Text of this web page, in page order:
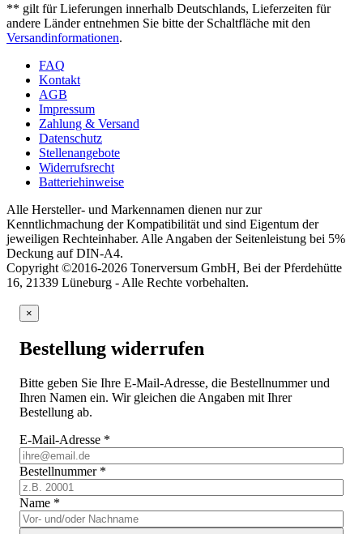
** gilt für Lieferungen innerhalb Deutschlands, Lieferzeiten für
andere Länder entnehmen Sie bitte der Schaltfläche mit den
Versandinformationen.
FAQ
Kontakt
AGB
Impressum
Zahlung & Versand
Datenschutz
Stellenangebote
Widerrufsrecht
Batteriehinweise
Alle Hersteller- und Markennamen dienen nur zur
Kenntlichmachung der Kompatibilität und sind Eigentum der
jeweiligen Rechteinhaber. Alle Angaben der Seitenleistung bei 5%
Deckung auf DIN-A4.
Copyright ©2016-2026 Tonerversum GmbH, Bei der Pferdehütte
16, 21339 Lüneburg - Alle Rechte vorbehalten.
×
Bestellung widerrufen
Bitte geben Sie Ihre E-Mail-Adresse, die Bestellnummer und
Ihren Namen ein. Wir gleichen die Angaben mit Ihrer
Bestellung ab.
E-Mail-Adresse *
Bestellnummer *
Name *